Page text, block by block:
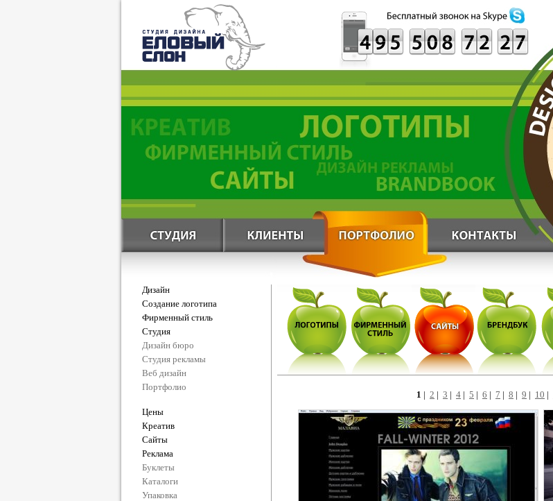
Дизайн
Создание логотипа
Фирменный стиль
Студия
Дизайн бюро
Студия рекламы
Веб дизайн
Портфолио
Цены
Креатив
Сайты
Реклама
Буклеты
Каталоги
Упаковка
1 | 2 | 3 | 4 | 5 | 6 | 7 | 8 | 9 | 10 |